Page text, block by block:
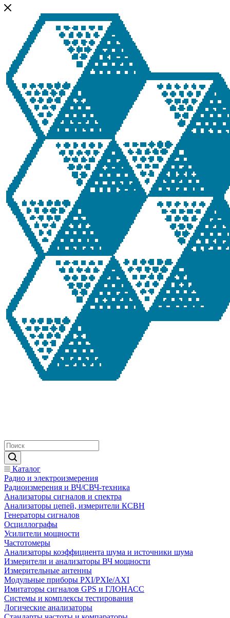
Каталог
Радио и электроизмерения
Радиоизмерения и ВЧ/СВЧ-техника
Анализаторы сигналов и спектра
Анализаторы цепей, измерители КСВН
Генераторы сигналов
Осциллографы
Усилители мощности
Частотомеры
Анализаторы коэффициента шума и источники шума
Измерители и анализаторы ВЧ мощности
Измерительные антенны
Модульные приборы PXI/PXIe/AXI
Имитаторы сигналов GPS и ГЛОНАСС
Системы и комплексы тестирования
Логические анализаторы